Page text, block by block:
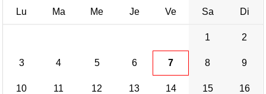
Lu Ma Me Je Ve Sa Di
1 2
3 4 5 6 7 8 9
10 11 12 13 14 15 16